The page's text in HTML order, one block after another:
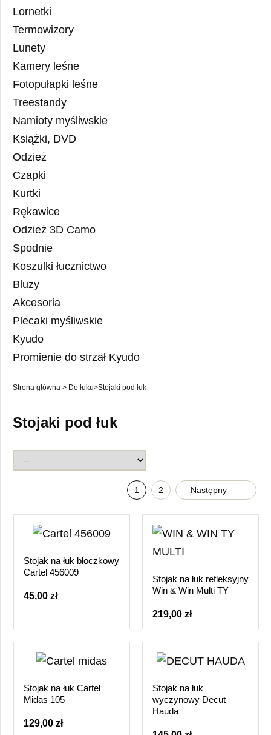
Lornetki
Termowizory
Lunety
Kamery leśne
Fotopułapki leśne
Treestandy
Namioty myśliwskie
Książki, DVD
Odzież
Czapki
Kurtki
Rękawice
Odzież 3D Camo
Spodnie
Koszulki łucznictwo
Bluzy
Akcesoria
Plecaki myśliwskie
Kyudo
Promienie do strzał Kyudo
Strona główna > Do łuku>Stojaki pod łuk
Stojaki pod łuk
1 2 Następny
Stojak na łuk bloczkowy
Cartel 456009
45,00 zł
Stojak na łuk refleksyjny
Win & Win Multi TY
219,00 zł
Stojak na łuk Cartel
Midas 105
129,00 zł
Stojak na łuk
wyczynowy Decut
Hauda